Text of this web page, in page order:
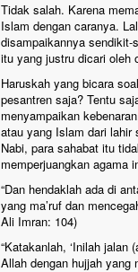
Tidak salah. Karena
Islam dengan caranya.
disampaikannya
itu yang justru dicari oleh
Haruskah yang bicara
pesantren saja? Tentu
menyampaikan
atau yang Islam dari
Nabi, para sahabat itu
memperjuangkan agama
“Dan hendaklah ada di
yang ma’ruf dan
Ali Imran: 104)
“Katakanlah, ‘Inilah
Allah dengan hujjah yang